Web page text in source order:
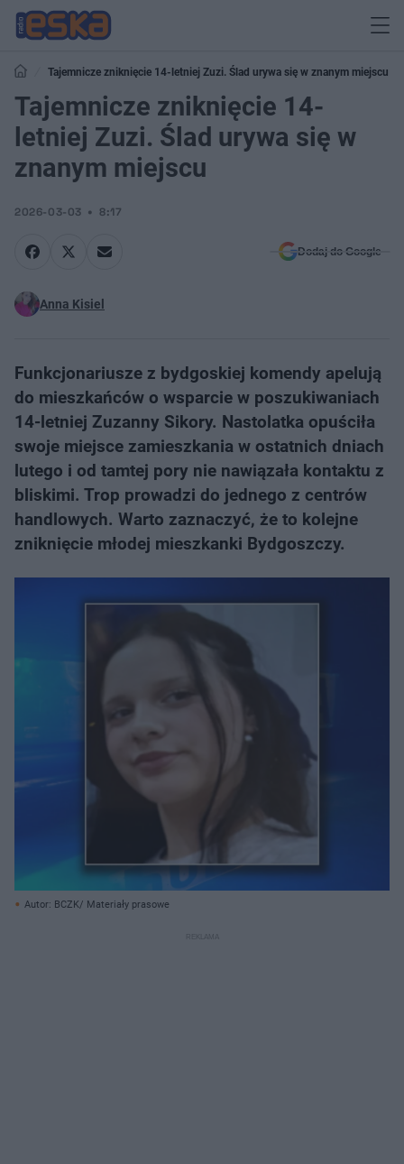
Tajemnicze zniknięcie 14-letniej Zuzi. Ślad urywa się w znanym miejscu
Tajemnicze zniknięcie 14-
letniej Zuzi. Ślad urywa się w
znanym miejscu
2026-03-03 8:17
Dodaj do Google
Anna Kisiel
Funkcjonariusze z bydgoskiej komendy apelują
do mieszkańców o wsparcie w poszukiwaniach
14-letniej Zuzanny Sikory. Nastolatka opuściła
swoje miejsce zamieszkania w ostatnich dniach
lutego i od tamtej pory nie nawiązała kontaktu z
bliskimi. Trop prowadzi do jednego z centrów
handlowych. Warto zaznaczyć, że to kolejne
zniknięcie młodej mieszkanki Bydgoszczy.
Autor: BCZK/ Materiały prasowe